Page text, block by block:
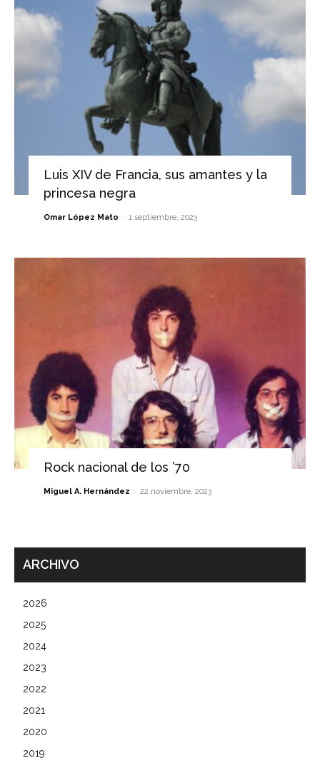
Luis XIV de Francia, sus amantes y la
princesa negra
Omar López Mato - 1 septiembre, 2023
Rock nacional de los ’70
Miguel A. Hernández - 22 noviembre, 2023
ARCHIVO
2026
2025
2024
2023
2022
2021
2020
2019